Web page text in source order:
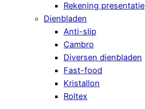
Rekening presentatie
Dienbladen
Anti-slip
Cambro
Diversen dienbladen
Fast-food
Kristallon
Roltex